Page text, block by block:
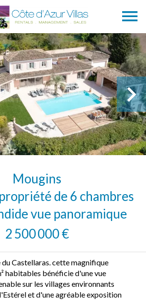
Mougins
de 6 chambres
vue panoramique
2 500 000 €
du Castellaras. cette magnifique
habitables bénéficie d'une vue
sur les villages environnants
et d'une agréable exposition